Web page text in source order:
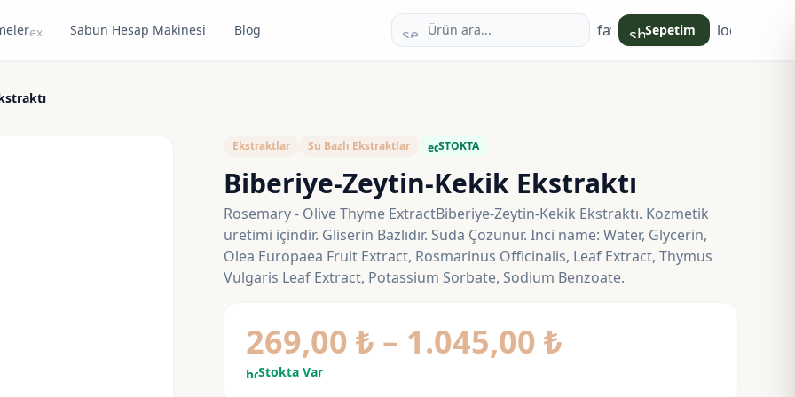
expand_moreSabun Hesap Makinesi Blog search favoriteshopping_bag
Sepetim login
Ekstraktlar Su Bazlı Ekstraktlar ecoSTOKTA
Biberiye-Zeytin-Kekik Ekstraktı
Rosemary - Olive Thyme ExtractBiberiye-Zeytin-Kekik Ekstraktı. Kozmetik
üretimi içindir. Gliserin Bazlıdır. Suda Çözünür. Inci name: Water, Glycerin,
Olea Europaea Fruit Extract, Rosmarinus Officinalis, Leaf Extract, Thymus
Vulgaris Leaf Extract, Potassium Sorbate, Sodium Benzoate.
269,00 ₺ – 1.045,00 ₺
boltStokta Var